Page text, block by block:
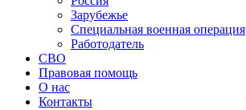
Зарубежье
Специальная военная операция
Работодатель
СВО
Правовая помощь
О нас
Контакты